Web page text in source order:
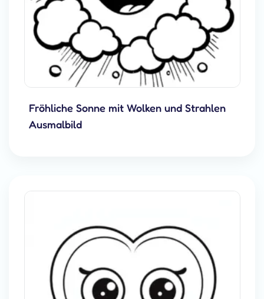
Fröhliche Sonne mit Wolken und Strahlen
Ausmalbild